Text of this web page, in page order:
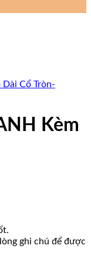
Dài Cổ Tròn-
Kèm
ghi chú để được